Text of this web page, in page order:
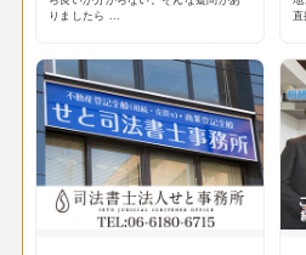
りましたら ...